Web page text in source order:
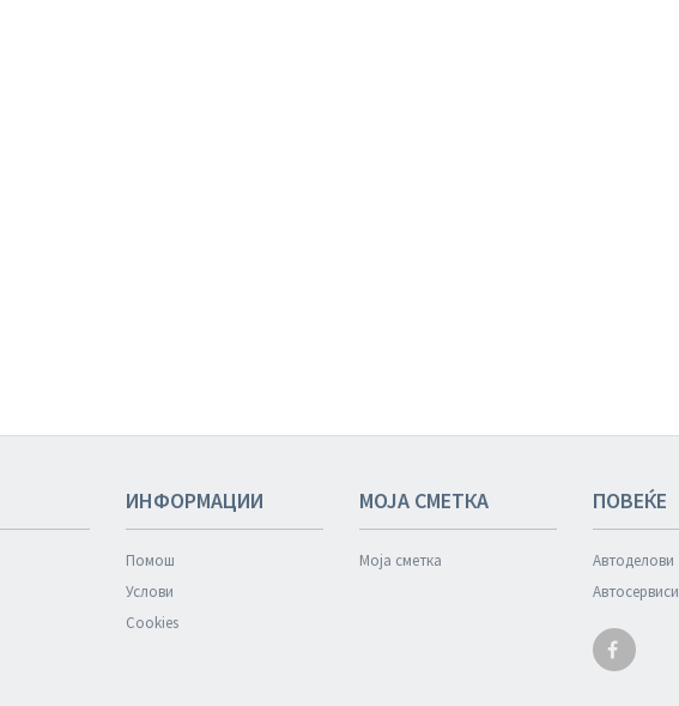
ИНФОРМАЦИИ
Помош
Услови
Cookies
МОЈА СМЕТКА
Моја сметка
ПОВЕЌЕ
Автоделови
Автосервиси